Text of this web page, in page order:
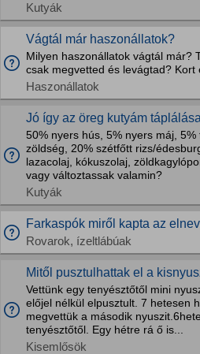
Kutyák
Vágtál már haszonállatok?
Milyen haszonállatok vágtál már?
csak megvetted és levágtad? Kort
Haszonállatok
Jó így az öreg kutyám
50% nyers hús, 5% nyers máj,
zöldség, 20% szétfőtt rizs/
lazacolaj, kókuszolaj,
vagy változtassak valamin?
Kutyák
Farkaspók miről kapta az
Rovarok, ízeltlábúak
Mitől pusztulhattak el a
Vettünk egy tenyésztőtől mini
előjel nélkül elpusztult. 7 hetesen
megvettük a második
tenyésztőtől. Egy hétre rá ő is...
Kisemlősök